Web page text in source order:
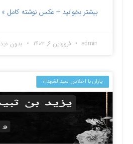
بیشتر بخوانید + عکس نوشته کامل »
admin فروردین ۶, ۱۴۰۳ بدون دیدگاه
یاران با اخلاص سیدالشهداء